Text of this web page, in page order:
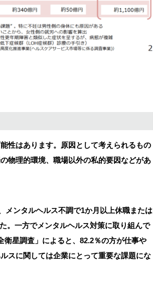
性はあります。原因として考えられるもの
物理的環境、職場以外の私的要因などがあ
メンタルヘルス不調で1か月以上休職または
。一方でメンタルヘルス対策に取り組んで
星調査」によると、82.2％の方が仕事や
スに関しては企業にとって重要な課題にな